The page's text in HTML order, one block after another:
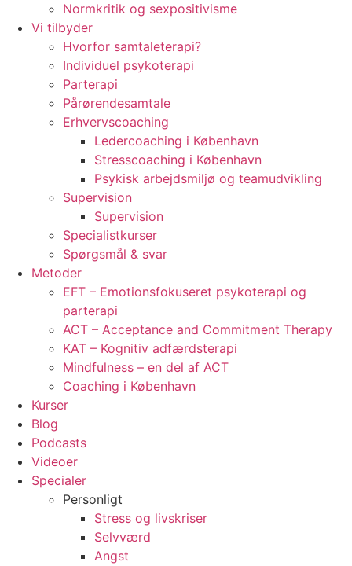
Normkritik og sexpositivisme
Vi tilbyder
Hvorfor samtaleterapi?
Individuel psykoterapi
Parterapi
Pårørendesamtale
Erhvervscoaching
Ledercoaching i København
Stresscoaching i København
Psykisk arbejdsmiljø og teamudvikling
Supervision
Supervision
Specialistkurser
Spørgsmål & svar
Metoder
EFT – Emotionsfokuseret psykoterapi og
parterapi
ACT – Acceptance and Commitment Therapy
KAT – Kognitiv adfærdsterapi
Mindfulness – en del af ACT
Coaching i København
Kurser
Blog
Podcasts
Videoer
Specialer
Personligt
Stress og livskriser
Selvværd
Angst